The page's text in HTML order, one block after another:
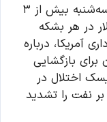
قیمت نفت خام آمریکا در معاملات روز سه‌شنبه بیش از ۳
کرد و به محدوده ۷۶.۲۰ دلار در هر بشکه
آمریکا، درباره
برای بازگشایی
اختلال در
نفت را تشدید